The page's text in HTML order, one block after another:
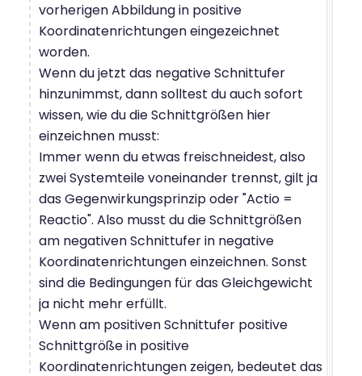
vorherigen Abbildung in positive
Koordinatenrichtungen eingezeichnet
worden.
Wenn du jetzt das negative Schnittufer
hinzunimmst, dann solltest du auch sofort
wissen, wie du die Schnittgrößen hier
einzeichnen musst:
Immer wenn du etwas freischneidest, also
zwei Systemteile voneinander trennst, gilt ja
das Gegenwirkungsprinzip oder "Actio =
Reactio". Also musst du die Schnittgrößen
am negativen Schnittufer in negative
Koordinatenrichtungen einzeichnen. Sonst
sind die Bedingungen für das Gleichgewicht
ja nicht mehr erfüllt.
Wenn am positiven Schnittufer positive
Schnittgröße in positive
Koordinatenrichtungen zeigen, bedeutet das